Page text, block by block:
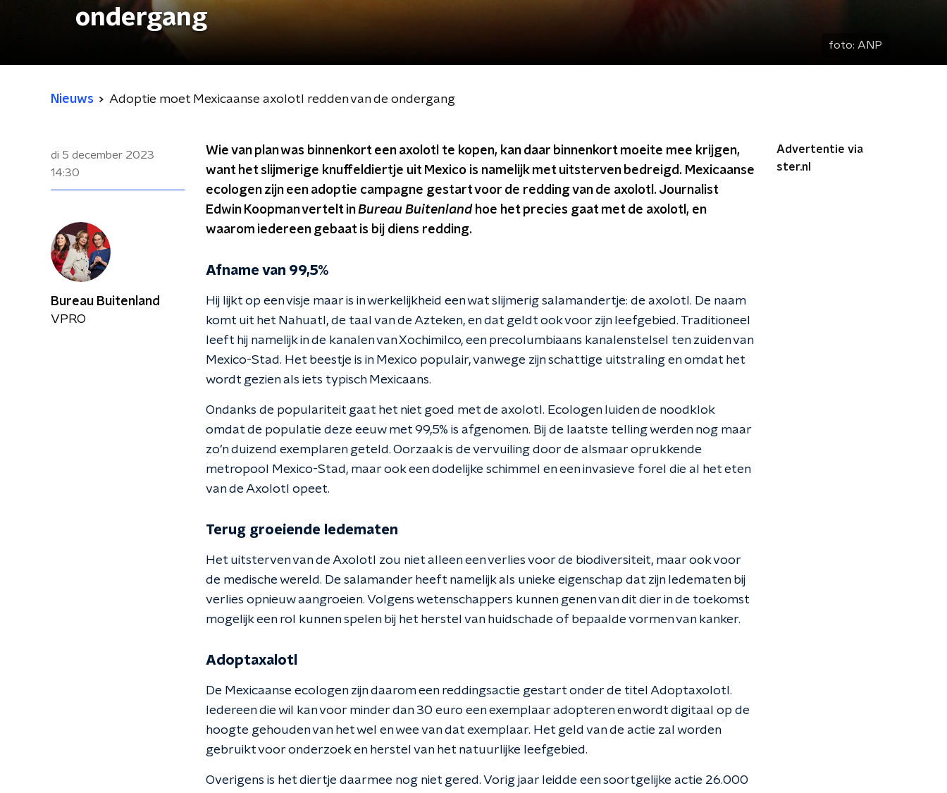
ondergang
foto: ANP
Nieuws Adoptie moet Mexicaanse axolotl redden van de ondergang
di 5 december 2023
14:30
Wie van plan was binnenkort een axolotl te kopen, kan daar binnenkort moeite mee krijgen,
want het slijmerige knuffeldiertje uit Mexico is namelijk met uitsterven bedreigd. Mexicaanse
ecologen zijn een adoptie campagne gestart voor de redding van de axolotl. Journalist
Edwin Koopman vertelt inBureau Buitenland hoe het precies gaat met de axolotl, en
waarom iedereen gebaat is bij diens redding.
Afname van 99,5%
Hij lijkt op een visje maar is in werkelijkheid een wat slijmerig salamandertje: de axolotl. De naam
komt uit het Nahuatl, de taal van de Azteken, en dat geldt ook voor zijn leefgebied. Traditioneel
leeft hij namelijk in de kanalen van Xochimilco, een precolumbiaans kanalenstelsel ten zuiden van
Mexico-Stad. Het beestje is in Mexico populair, vanwege zijn schattige uitstraling en omdat het
wordt gezien als iets typisch Mexicaans.
Ondanks de populariteit gaat het niet goed met de axolotl. Ecologen luiden de noodklok
omdat de populatie deze eeuw met 99,5% is afgenomen. Bij de laatste telling werden nog maar
zo’n duizend exemplaren geteld. Oorzaak is de vervuiling door de alsmaar oprukkende
metropool Mexico-Stad, maar ook een dodelijke schimmel en een invasieve forel die al het eten
van de Axolotl opeet.
Terug groeiende ledematen
Het uitsterven van de Axolotl zou niet alleen een verlies voor de biodiversiteit, maar ook voor
de medische wereld. De salamander heeft namelijk als unieke eigenschap dat zijn ledematen bij
verlies opnieuw aangroeien. Volgens wetenschappers kunnen genen van dit dier in de toekomst
mogelijk een rol kunnen spelen bij het herstel van huidschade of bepaalde vormen van kanker.
Adoptaxalotl
De Mexicaanse ecologen zijn daarom een reddingsactie gestart onder de titel Adoptaxolotl.
Iedereen die wil kan voor minder dan 30 euro een exemplaar adopteren en wordt digitaal op de
hoogte gehouden van het wel en wee van dat exemplaar. Het geld van de actie zal worden
gebruikt voor onderzoek en herstel van het natuurlijke leefgebied.
Overigens is het diertje daarmee nog niet gered. Vorig jaar leidde een soortgelijke actie 26.000
Advertentie via
ster.nl
Bureau Buitenland
VPRO